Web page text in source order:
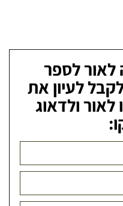
לספר
לעיון את
לאור ולדאוג